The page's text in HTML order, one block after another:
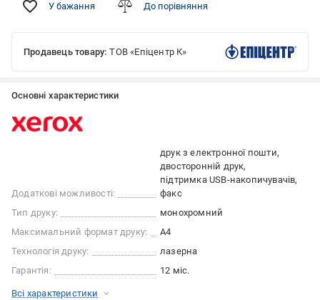
У бажання До порівняння
Продавець товару: ТОВ «Епіцентр К»
Основні характеристики
Додаткові можливості:
друк з електронної пошти
двосторонній друк
підтримка USB-накопичувачів
факс
Тип друку:
монохромний
Максимальний формат друку:
А4
Технологія друку:
лазерна
Гарантія:
12 міс.
Всі характеристики